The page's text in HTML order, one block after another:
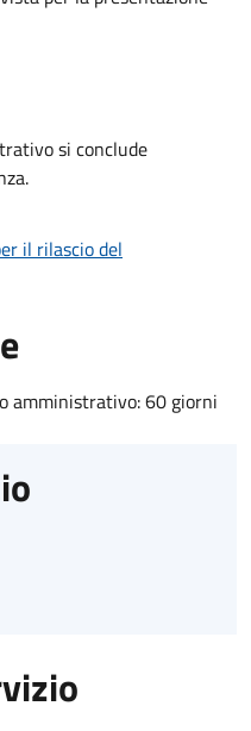
si conclude
il rilascio del
amministrativo: 60 giorni